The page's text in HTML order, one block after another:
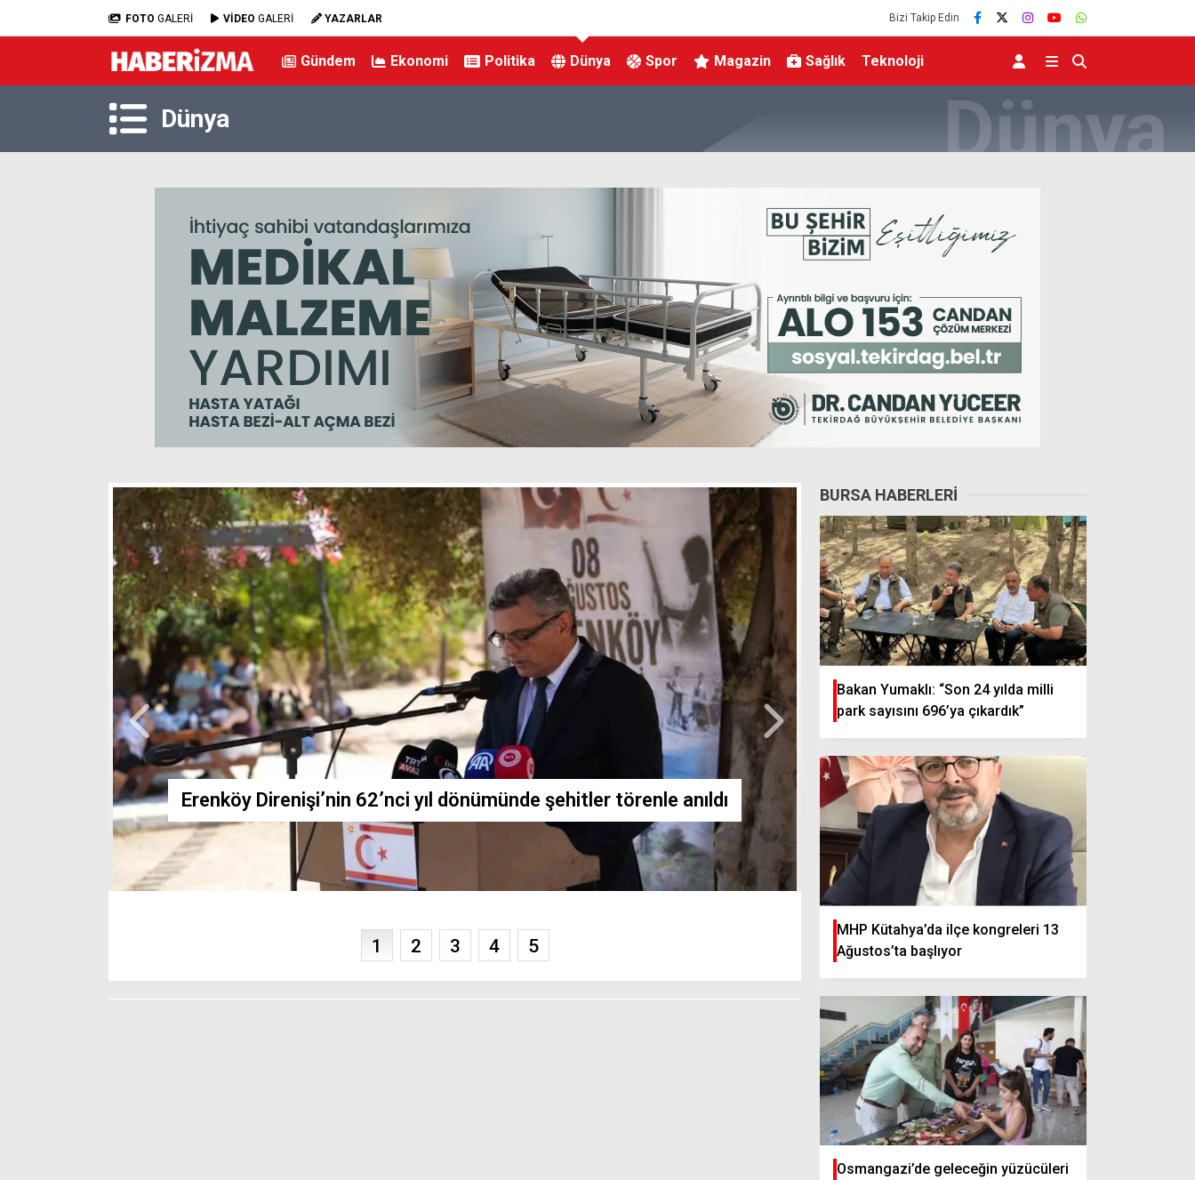
FOTO GALERİ VİDEO GALERİ YAZARLAR Bizi Takip Edin
Gündem Ekonomi Politika Dünya Spor Magazin Sağlık Teknoloji
Dünya
Erenköy Direnişi’nin 62’nci yıl dönümünde şehitler törenle anıldı
Suudi Arabistan’daki simge
Arabistan bayraklarıyla
1 2 3 4 5
BURSA HABERLERI
Bakan Yumaklı: “Son 24 yılda milli
park sayısını 696’ya çıkardık”
MHP Kütahya’da ilçe kongreleri 13
Ağustos’ta başlıyor
Osmangazi’de geleceğin yüzücüleri